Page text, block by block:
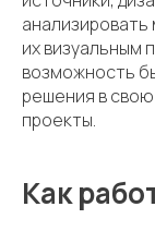
их визуальным
возможность
решения в
проекты.
Как